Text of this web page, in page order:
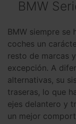
BMW
BMW siempre se
coches un
resto de marcas
excepción. A
alternativas, su
traseras, lo que
ejes delantero y
un mejor